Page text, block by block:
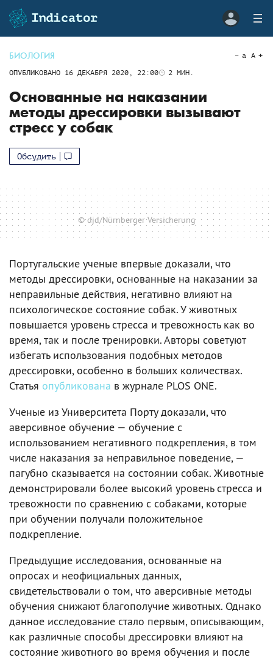
БИОЛОГИЯ
ОПУБЛИКОВАНО 16 ДЕКАБРЯ 2020, 22:00 2 МИН.
a A
Основанные на наказании
методы дрессировки вызывают
стресс у собак
Обсудить
© djd/Nürnberger Versicherung
Португальские ученые впервые доказали, что
методы дрессировки, основанные на наказании за
неправильные действия, негативно влияют на
психологическое состояние собак. У животных
повышается уровень стресса и тревожность как во
время, так и после тренировки. Авторы советуют
избегать использования подобных методов
дрессировки, особенно в больших количествах.
Статья опубликована в журнале PLOS ONE.
Ученые из Университета Порту доказали, что
аверсивное обучение — обучение с
использованием негативного подкрепления, в том
числе наказания за неправильное поведение, —
пагубно сказывается на состоянии собак. Животные
демонстрировали более высокий уровень стресса и
тревожности по сравнению с собаками, которые
при обучении получали положительное
подкрепление.
Предыдущие исследования, основанные на
опросах и неофициальных данных,
свидетельствовали о том, что аверсивные методы
обучения снижают благополучие животных. Однако
данное исследование стало первым, описывающим,
как различные способы дрессировки влияют на
состояние животного во время обучения и после